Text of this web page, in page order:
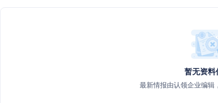
暂无资料
最新情报由认领企业编辑